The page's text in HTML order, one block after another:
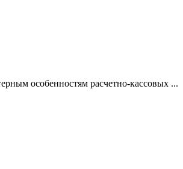
особенностям расчетно-кассовых ...